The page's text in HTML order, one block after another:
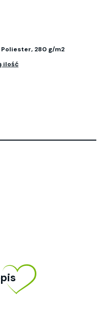
Poliester, 280 g/m2
ilość